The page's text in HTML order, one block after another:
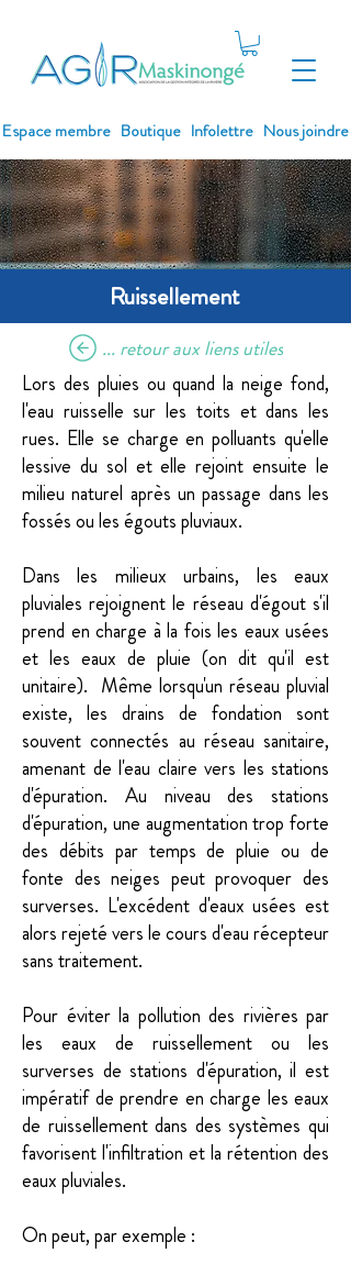
Espace membre Boutique Infolettre Nous joindre
Ruissellement
... retour aux liens utiles
Lors des pluies ou quand la neige fond,
l'eau ruisselle sur les toits et dans les
rues. Elle se charge en polluants qu'elle
lessive du sol et elle rejoint ensuite le
milieu naturel après un passage dans les
fossés ou les égouts pluviaux.
Dans les milieux urbains, les eaux
pluviales rejoignent le réseau d'égout s'il
prend en charge à la fois les eaux usées
et les eaux de pluie (on dit qu'il est
unitaire). Même lorsqu'un réseau pluvial
existe, les drains de fondation sont
souvent connectés au réseau sanitaire,
amenant de l'eau claire vers les stations
d'épuration. Au niveau des stations
d'épuration, une augmentation trop forte
des débits par temps de pluie ou de
fonte des neiges peut provoquer des
surverses. L'excédent d'eaux usées est
alors rejeté vers le cours d'eau récepteur
sans traitement.
Pour éviter la pollution des rivières par
les eaux de ruissellement ou les
surverses de stations d'épuration, il est
impératif de prendre en charge les eaux
de ruissellement dans des systèmes qui
favorisent l'infiltration et la rétention des
eaux pluviales.
On peut, par exemple :